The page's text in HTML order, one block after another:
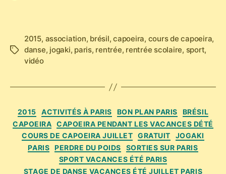
Étiquettes
2015, association, brésil,capoeira, cours de capoeira,
danse, jogaki, paris, rentrée, rentrée scolaire, sport,
vidéo
Catégories
2015 ACTIVITÉS À PARIS BON PLAN PARIS
BRÉSIL
CAPOEIRA
CAPOEIRA PENDANT LES VACANCES DÉTÉ
COURS DE CAPOEIRA JUILLET GRATUIT
JOGAKI
PARIS PERDRE DU POIDS
SORTIES SUR PARIS
SPORT VACANCES ÉTÉ PARIS
STAGE DE DANSE VACANCES ÉTÉ JUILLET PARIS